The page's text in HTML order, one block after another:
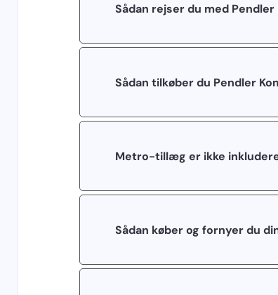
Sådan rejser du med Pendler
Sådan tilkøber du Pendler
Metro-tillæg er ikke
Sådan køber og fornyer du